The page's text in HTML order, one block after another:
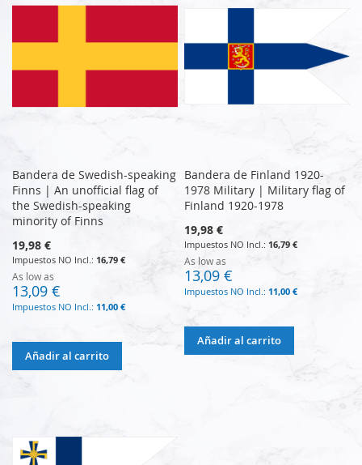
Bandera de Swedish-speaking
Finns | An unofficial flag of
the Swedish-speaking
minority of Finns
19,98 €
16,79 €
As low as
13,09 €
11,00 €
Añadir al carrito
Bandera de Finland 1920-
1978 Military | Military flag of
Finland 1920-1978
19,98 €
16,79 €
As low as
13,09 €
11,00 €
Añadir al carrito